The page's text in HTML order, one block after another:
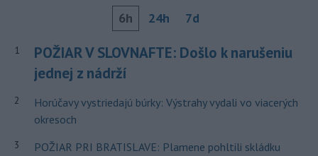
6h 24h 7d
1
POŽIAR V SLOVNAFTE: Došlo k narušeniu
jednej z nádrží
2
Horúčavy vystriedajú búrky: Výstrahy vydali vo viacerých
okresoch
3
POŽIAR PRI BRATISLAVE: Plamene pohltili skládku